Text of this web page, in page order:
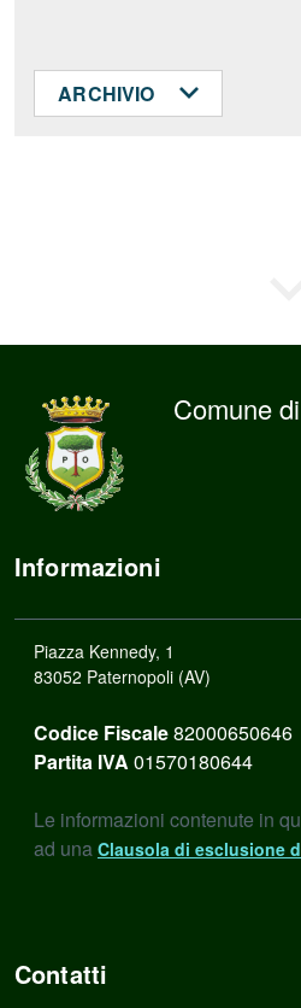
ARCHIVIO
Comune
Informazioni
Piazza Kennedy, 1
83052 Paternopoli (AV)
Codice Fiscale82000650646
Partita IVA 01570180644
Le informazioni contenute in
ad una Clausola di esclusione
Contatti